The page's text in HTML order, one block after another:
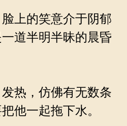
上的笑意介于阴郁
道半明半昧的晨昏
热，仿佛有无数条
他一起拖下水。